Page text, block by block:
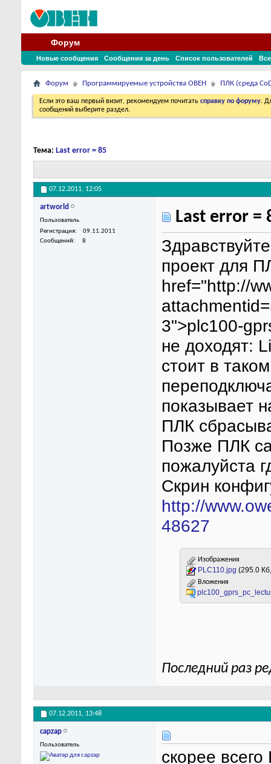
Форум
Новые сообщения Сообщения за день Список пользователей
Форум Программируемые устройства ОВЕН ПЛК (среда
Если это ваш первый визит, рекомендуем почитать справку по форуму.
сообщений выберите раздел.
Тема: Last error = 85
07.12.2011, 12:05
artworld
Пользователь
Регистрация
09.11.2011
Сообщений
8
Last error =
проект для
href="http://
3">plc100-
не доходят:
стоит в
показывает
ПЛК
Позже ПЛК
пожалуйста
Скрин
http://
48627
Изображения
PLC110.jpg (295.0
Вложения
Последний раз
07.12.2011, 13:48
capzap
Пользователь
скорее